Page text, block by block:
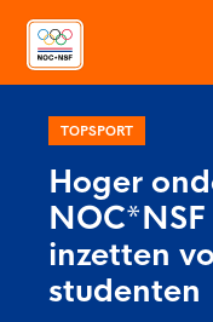
Over NOC*NSF
Sportagenda 2032
Leden
Algemene
Sportdeelname
Bonden en
TOPSPORT
Hoger
inzetten
studenten